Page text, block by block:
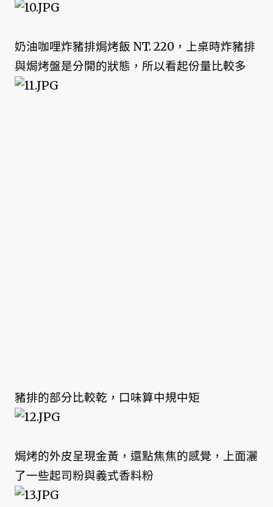
奶油咖哩炸豬排焗烤飯 NT. 220，上桌時炸豬排
與焗烤盤是分開的狀態，所以看起份量比較多
豬排的部分比較乾，口味算中規中矩
焗烤的外皮呈現金黃，還點焦焦的感覺，上面灑
了一些起司粉與義式香料粉